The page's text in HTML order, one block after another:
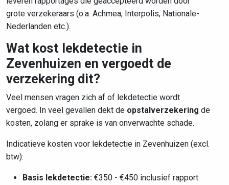
grote verzekeraars (o.a. Achmea, Interpolis, Nationale-
Nederlanden etc.).
Wat kost lekdetectie in
Zevenhuizen en vergoedt de
verzekering dit?
Veel mensen vragen zich af of lekdetectie wordt
vergoed. In veel gevallen dekt de opstalverzekering de
kosten, zolang er sprake is van onverwachte schade.
Indicatieve kosten voor lekdetectie in Zevenhuizen (excl.
btw):
Basis lekdetectie: €350 - €450 inclusief rapport